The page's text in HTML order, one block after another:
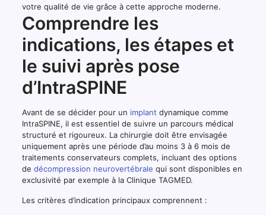
Comprendre les
indications, les étapes et
le suivi après pose
d’IntraSPINE
Avant de se décider pour un implant dynamique comme
IntraSPINE, il est essentiel de suivre un parcours médical
structuré et rigoureux. La chirurgie doit être envisagée
uniquement après une période d’au moins 3 à 6 mois de
traitements conservateurs complets, incluant des options
de décompression neurovertébrale qui sont disponibles en
exclusivité par exemple à la Clinique TAGMED.
Les critères d’indication principaux comprennent :